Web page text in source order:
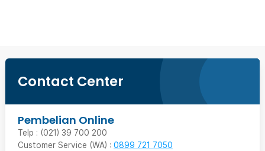
Contact Center
Pembelian Online
Telp : (021) 39 700 200
Customer Service (WA) : 0899 721 7050